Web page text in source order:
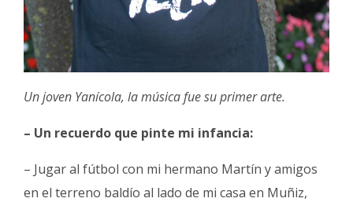
Un joven Yanícola, la música fue su primer arte.
– Un recuerdo que pinte mi infancia:
– Jugar al fútbol con mi hermano Martín y amigos
en el terreno baldío al lado de mi casa en Muñiz,